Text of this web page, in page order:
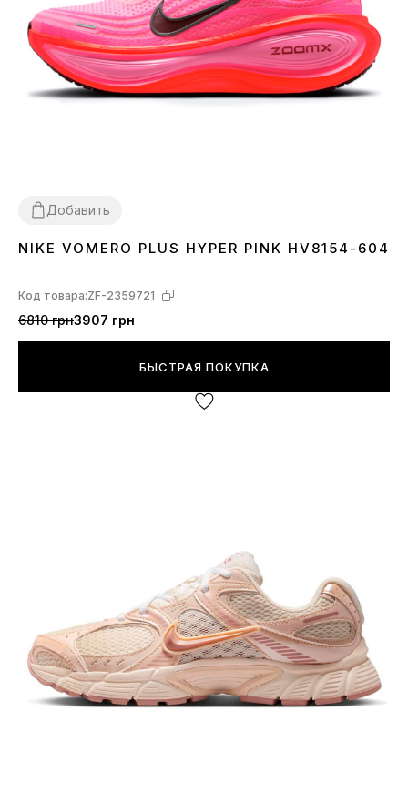
Добавить
3639
NIKE VOMERO PLUS HYPER PINK HV8154-604
Код товара:ZF-2359721
6810 грн3907 грн
БЫСТРАЯ ПОКУПКА